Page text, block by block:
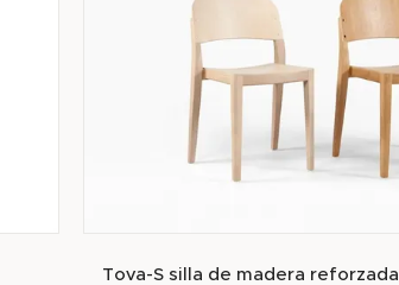
Tova-S silla de madera reforzada